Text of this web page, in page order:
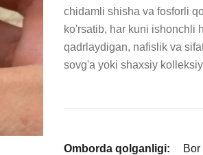
chidamli shisha va fosforli
ko'rsatib, har kuni ishonchli
qadrlaydigan, nafislik va
sovg'a yoki shaxsiy
Omborda qolganligi: Bor